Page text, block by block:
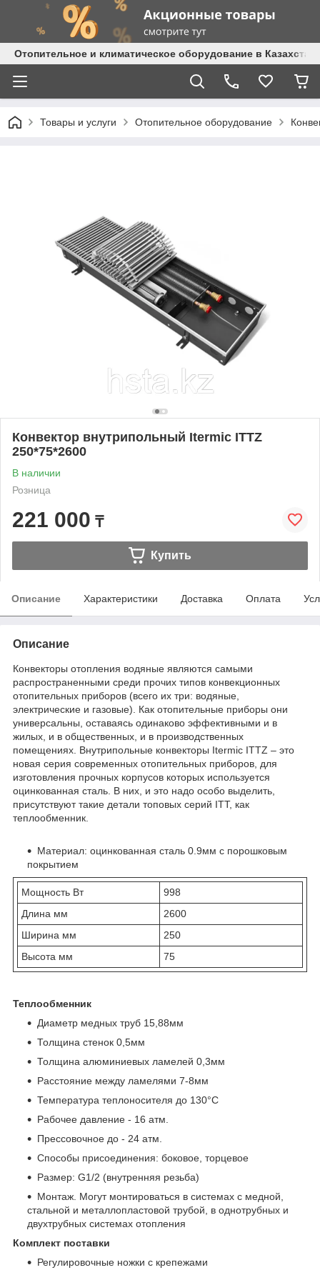
Отопительное и климатическое оборудование в
Товары и услуги Отопительное оборудование
Конвектор внутрипольный Itermic ITTZ
250*75*2600
В наличии
Розница
221 000 ₸
Купить
Описание Характеристики Доставка Оплата
Описание
Конвекторы отопления водяные являются самыми
распространенными среди прочих типов конвекционных
отопительных приборов (всего их три: водяные,
электрические и газовые). Как отопительные приборы они
универсальны, оставаясь одинаково эффективными и в
жилых, и в общественных, и в производственных
помещениях. Внутрипольные конвекторы Itermic ITTZ – это
новая серия современных отопительных приборов, для
изготовления прочных корпусов которых используется
оцинкованная сталь. В них, и это надо особо выделить,
присутствуют такие детали топовых серий ITT, как
теплообменник.
Материал: оцинкованная сталь 0.9мм с порошковым
покрытием
Мощность Вт
998
Длина мм
2600
Ширина мм
250
Высота мм
75
Теплообменник
Диаметр медных труб 15,88мм
Толщина стенок 0,5мм
Толщина алюминиевых ламелей 0,3мм
Расстояние между ламелями 7-8мм
Температура теплоносителя до 130°C
Рабочее давление - 16 атм.
Прессовочное до - 24 атм.
Способы присоединения: боковое, торцевое
Размер: G1/2 (внутренняя резьба)
Монтаж. Могут монтироваться в системах с медной,
стальной и металлопластовой трубой, в однотрубных и
двухтрубных системах отопления
Комплект поставки
Регулировочные ножки с крепежами